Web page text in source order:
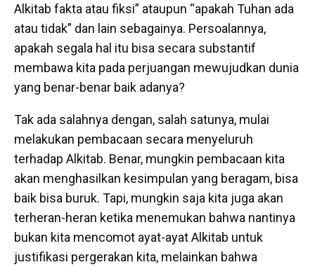
Alkitab fakta atau fiksi” ataupun “apakah Tuhan ada
atau tidak” dan lain sebagainya. Persoalannya,
apakah segala hal itu bisa secara substantif
membawa kita pada perjuangan mewujudkan dunia
yang benar-benar baik adanya?
Tak ada salahnya dengan, salah satunya, mulai
melakukan pembacaan secara menyeluruh
terhadap Alkitab. Benar, mungkin pembacaan kita
akan menghasilkan kesimpulan yang beragam, bisa
baik bisa buruk. Tapi, mungkin saja kita juga akan
terheran-heran ketika menemukan bahwa nantinya
bukan kita mencomot ayat-ayat Alkitab untuk
justifikasi pergerakan kita, melainkan bahwa